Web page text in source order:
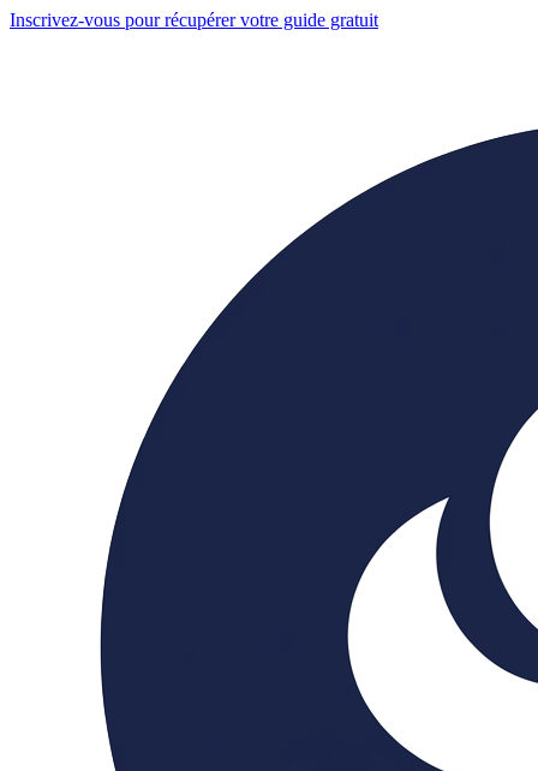
Inscrivez-vous pour récupérer votre guide gratuit